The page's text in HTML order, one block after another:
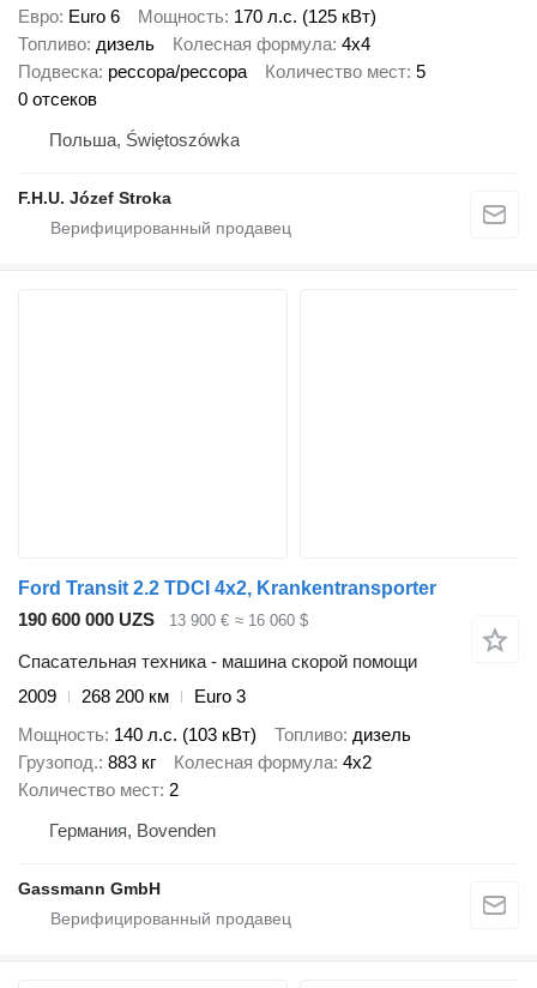
Евро Euro 6 Мощность 170 л.с. (125 кВт)
Топливо дизель Колесная формула 4x4
Подвеска рессора/рессора Количество мест 5
0 отсеков
Польша, Świętoszówka
F.H.U. Józef Stroka
Ford Transit 2.2 TDCI 4x2, Krankentransporter
190 600 000 UZS
13 900 € ≈ 16 060 $
Спасательная техника - машина скорой помощи
2009
268 200 км
Euro 3
Мощность 140 л.с. (103 кВт) Топливо дизель
Грузопод. 883 кг Колесная формула 4x2
Количество мест 2
Германия, Bovenden
Gassmann GmbH